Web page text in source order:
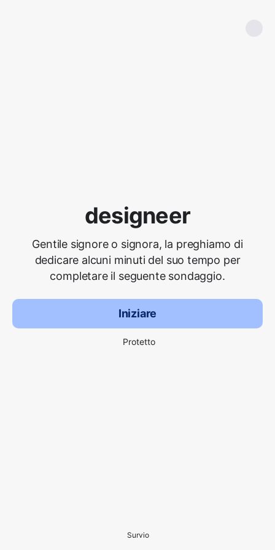
designeer
Gentile signore o signora, la preghiamo di
dedicare alcuni minuti del suo tempo per
completare il seguente sondaggio.
Iniziare
Protetto
Survio